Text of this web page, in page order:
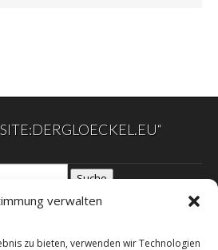
verwalten
zu bieten, verwenden wir Technologien
Suche